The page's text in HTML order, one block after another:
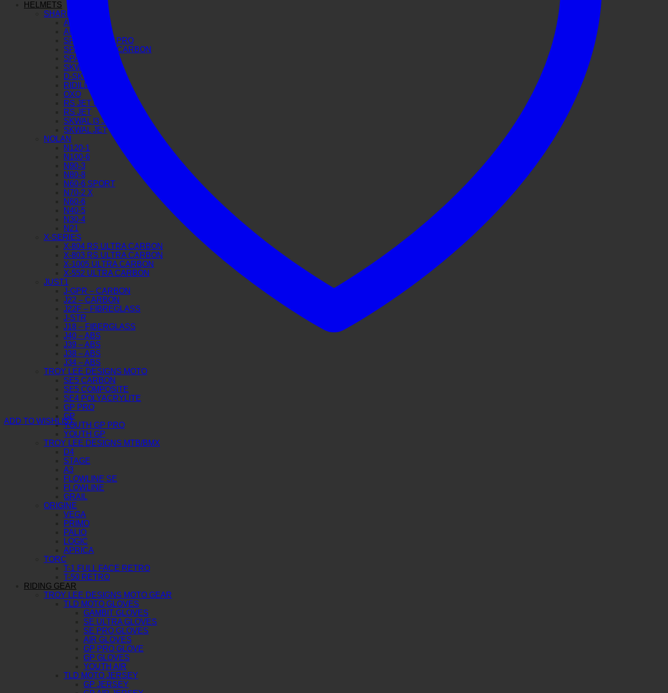
HELMETS
SHARK
AERON GP
AERON
SPARTAN GT PRO
SPARTAN RS CARBON
SPARTAN RS
SKWAL I3
D-SKWAL 3
RIDILL 2
OXO
RS JET CARBON
RS JET
SKWAL I3 JET
SKWAL JET
NOLAN
N120-1
N100-6
N90-3
N80-8
N60-6 SPORT
N70-2 X
N60-6
N40-5
N30-4
N21
X-SERIES
X-804 RS ULTRA CARBON
X-803 RS ULTRA CARBON
X-1005 ULTRA CARBON
X-552 ULTRA CARBON
JUST1
J-GPR – CARBON
J22 – CARBON
J22F – FIBREGLASS
J-STR
J18 – FIBERGLASS
J40 – ABS
J39 – ABS
J38 – ABS
J34 – ABS
TROY LEE DESIGNS MOTO
SE5 CARBON
SE5 COMPOSITE
SE4 POLYACRYLITE
GP PRO
GP
YOUTH GP PRO
YOUTH GP
TROY LEE DESIGNS MTB/BMX
D4
STAGE
A3
FLOWLINE SE
FLOWLINE
GRAIL
ORIGINE
VEGA
PRIMO
PALIO
LOGIC
APRICA
TORC
T-1 FULL FACE RETRO
T-50 RETRO
RIDING GEAR
TROY LEE DESIGNS MOTO GEAR
TLD MOTO GLOVES
GAMBIT GLOVES
SE ULTRA GLOVES
SE PRO GLOVES
AIR GLOVES
GP PRO GLOVE
GP GLOVES
YOUTH AIR
TLD MOTO JERSEY
GP JERSEY
ADD TO WISHLIST